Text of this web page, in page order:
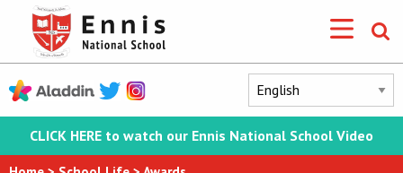
CLICK HERE to watch our Ennis National School Video